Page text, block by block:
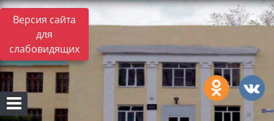
Версия сайта
для
слабовидящих